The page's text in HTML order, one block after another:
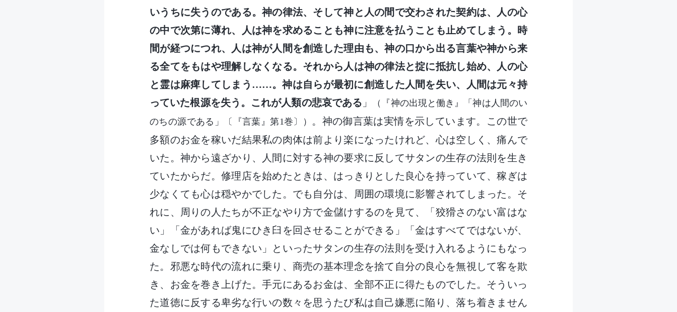
いうちに失うのである。神の律法、そして神と人の間で交わされた契約は、人の心
の中で次第に薄れ、人は神を求めることも神に注意を払うことも止めてしまう。時
間が経つにつれ、人は神が人間を創造した理由も、神の口から出る言葉や神から来
る全てをもはや理解しなくなる。それから人は神の律法と掟に抵抗し始め、人の心
と霊は麻痺してしまう……。神は自らが最初に創造した人間を失い、人間は元々持
っていた根源を失う。これが人類の悲哀である 」
（『神の出現と働き』「神は人間のい
のちの源である」〔『言葉』第1巻〕） 。神の御言葉は実情を示しています。この世で
多額のお金を稼いだ結果私の肉体は前より楽になったけれど、心は空しく、痛んで
いた。神から遠ざかり、人間に対する神の要求に反してサタンの生存の法則を生き
ていたからだ。修理店を始めたときは、はっきりとした良心を持っていて、稼ぎは
少なくても心は穏やかでした。でも自分は、周囲の環境に影響されてしまった。そ
れに、周りの人たちが不正なやり方で金儲けするのを見て、「狡猾さのない富はな
い」「金があれば鬼にひき臼を回させることができる」「金はすべてではないが、
金なしでは何もできない」といったサタンの生存の法則を受け入れるようにもなっ
た。邪悪な時代の流れに乗り、商売の基本理念を捨て自分の良心を無視して客を欺
き、お金を巻き上げた。手元にあるお金は、全部不正に得たものでした。そういっ
た道徳に反する卑劣な行いの数々を思うたび私は自己嫌悪に陥り、落ち着きません